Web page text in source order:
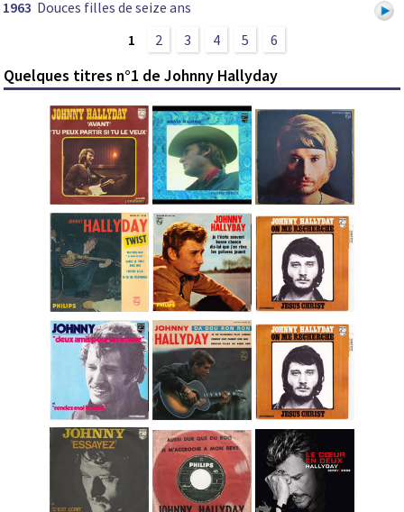
1963 Douces filles de seize ans
1
2 3 4 5 6
Quelques titres n°1 de Johnny Hallyday